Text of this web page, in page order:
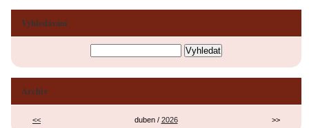
Vyhledávání
Archiv
<< duben / 2026 >>